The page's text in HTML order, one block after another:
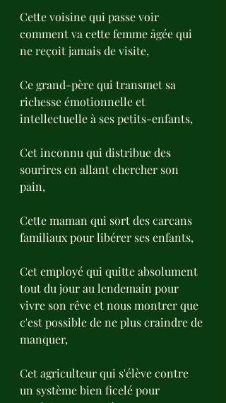
Cette voisine qui passe voir
comment va cette femme âgée qui
ne reçoit jamais de visite,
Ce grand-père qui transmet sa
richesse émotionnelle et
intellectuelle à ses petits-enfants,
Cet inconnu qui distribue des
sourires en allant chercher son
pain,
Cette maman qui sort des carcans
familiaux pour libérer ses enfants,
Cet employé qui quitte absolument
tout du jour au lendemain pour
vivre son rêve et nous montrer que
c'est possible de ne plus craindre de
manquer,
Cet agriculteur qui s'élève contre
un système bien ficelé pour